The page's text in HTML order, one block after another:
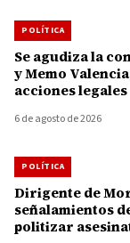
POLÍTICA
Se agudiza la
y Memo
acciones legales
6 de agosto de 2026
POLÍTICA
Dirigente de
señalamientos
politizar